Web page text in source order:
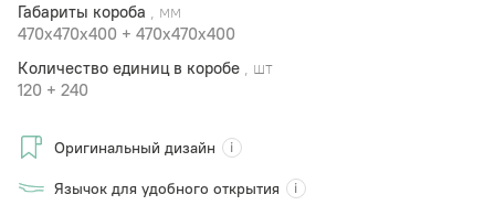
Габариты короба , мм
470x470х400 + 470х470x400
Количество единиц в коробе , шт
120 + 240
Оригинальный дизайн
Язычок для удобного открытия